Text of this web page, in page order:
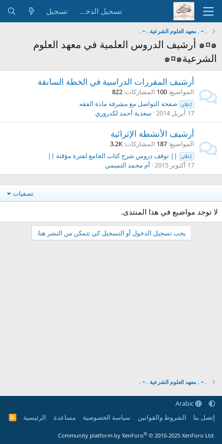
تسجيل الدخول تسجيل
. ~ . معهد العلوم الشرعية . ~ .
๑¤๑ أرشيف الدروس العلمية في معهد العلوم
الشرعية๑¤๑
أرشيف المقررات الدراسية في الخطة السابقة
المواضيع 100 المشاركات 822
إعلان صفحة التواصل مع مشرفة مادة الفقه
17 أبريل 2014
سعدية أحمد لكدروري
أرشيف الأنشطة الإثرائية
المواضيع 187 المشاركات 3.2K
إعلان
|| توقف دروس شرح كتاب الجامع لفترة مؤقتة ||
17 أكتوبر 2015
أم محمد التميمي
تصفيات
لا توجد مواضيع في هذا المنتدى.
يجب تسجيل الدخول أو التسجيل كي تتمكن من النشر هنا.
. ~ . معهد العلوم الشرعية . ~ .
Arabic
إتصل بنا
الشروط والقوانين سياسة الخصوصية مساعدة الرئيسية
R
Community platform by XenForo® © 2010-2025 XenForo Ltd.